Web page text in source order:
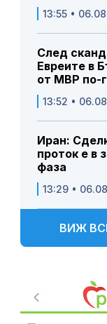
13:55 •
След
Евреите в
от МВР по-
13:52 •
Иран:
проток е в
фаза
13:29 •
ВИЖ